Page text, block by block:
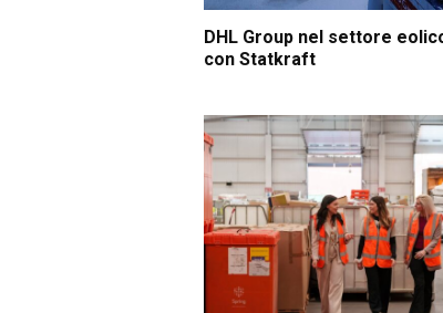
DHL Group nel settore
con Statkraft